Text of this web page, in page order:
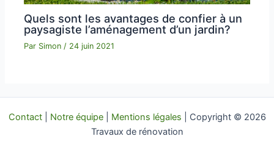
Quels sont les avantages de confier à un
paysagiste l’aménagement d’un jardin?
Par Simon/ 24 juin 2021
Contact| Notre équipe| Mentions légales | Copyright © 2026
Travaux de rénovation